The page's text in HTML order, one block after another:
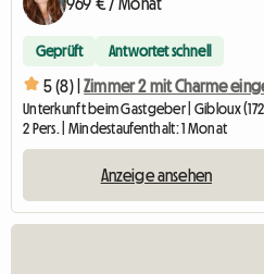
Geprüft Antwortet schnell
5 (8) |
2 Pers. | Mindestaufenthalt: 1 Monat
Anzeige ansehen